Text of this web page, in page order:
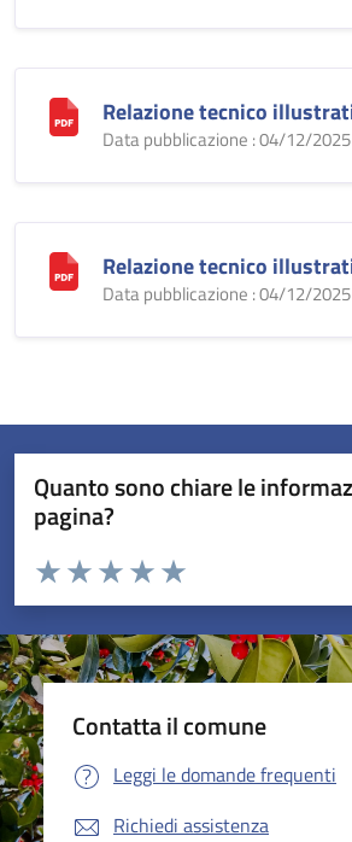
Relazione tecnico
Data pubblicazione : 04/12/
Relazione tecnico
Data pubblicazione : 04/12/
Quanto sono chiare le
pagina?
Valuta da 1 a 5 stelle la pagina
Valuta 5 stelle su 5
Valuta 4 stelle su 5
Valuta 3 stelle su 5
Valuta 2 stelle su 5
Valuta 1 stelle su 5
Contatta il comune
Leggi le domande frequenti
Richiedi assistenza